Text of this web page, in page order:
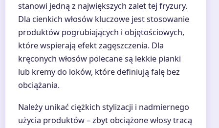
stanowi jedną z największych zalet tej fryzury.
Dla cienkich włosów kluczowe jest stosowanie
produktów pogrubiających i objętościowych,
które wspierają efekt zagęszczenia. Dla
kręconych włosów polecane są lekkie pianki
lub kremy do loków, które definiują falę bez
obciążania.
Należy unikać ciężkich stylizacji i nadmiernego
użycia produktów – zbyt obciążone włosy tracą